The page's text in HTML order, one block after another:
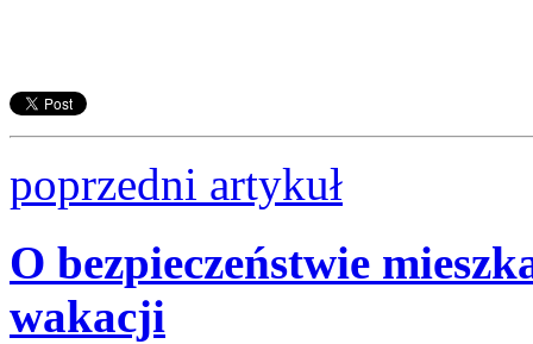
poprzedni artykuł
O bezpieczeństwie
wakacji